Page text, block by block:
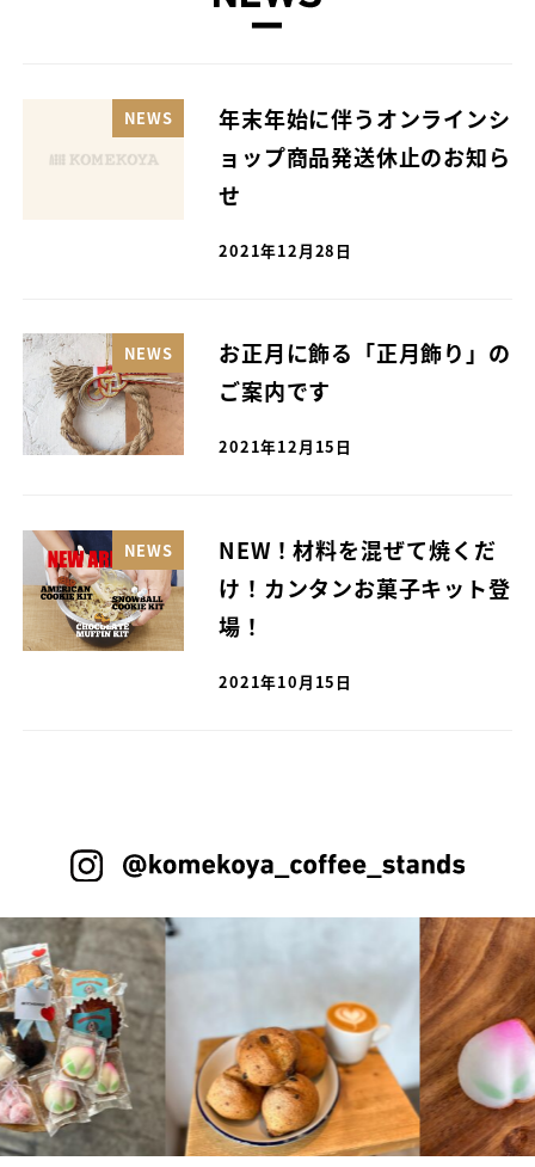
NEWS
年末年始に伴うオンラインシ
ョップ商品発送休止のお知ら
せ
2021年12月28日
NEWS
お正月に飾る「正月飾り」の
ご案内です
2021年12月15日
NEWS
NEW！材料を混ぜて焼くだ
け！カンタンお菓子キット登
場！
2021年10月15日